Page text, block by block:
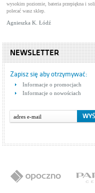
wysokim poziomie, bateria przepiękna i
polecać wasz sklep.
Agnieszka K. Łódź
NEWSLETTER
Zapisz się aby otrzymywać:
Informacje o promocjach
Informacje o nowościach